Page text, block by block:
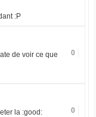
:P
0
de voir ce que
0
la :good: